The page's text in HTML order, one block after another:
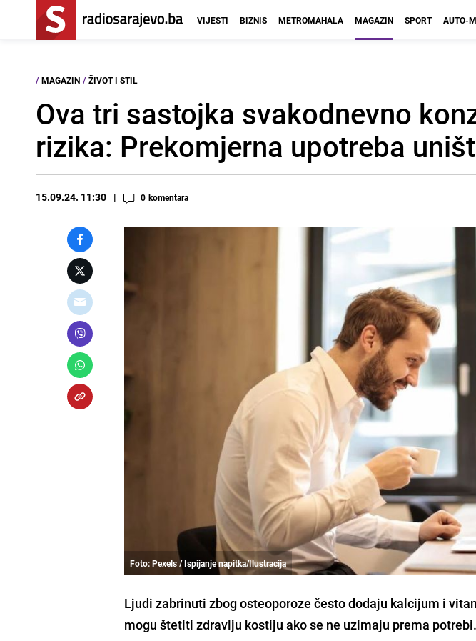
VIJESTI BIZNIS METROMAHALA MAGAZIN SPORT AUTO-
/ MAGAZIN / ŽIVOT I STIL
Ova tri sastojka svakodnevno
rizika: Prekomjerna upotreba
15.09.24. 11:30 0 komentara
Foto: Pexels / Ispijanje napitka/Ilustracija
Ljudi zabrinuti zbog osteoporoze često dodaju kalcijum i
mogu štetiti zdravlju kostiju ako se ne uzimaju prema potrebi.